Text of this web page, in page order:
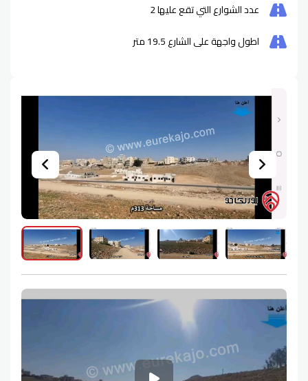
عدد الشوارع التي تقع عليها2
اطول واجهة على الشارع19.5متر